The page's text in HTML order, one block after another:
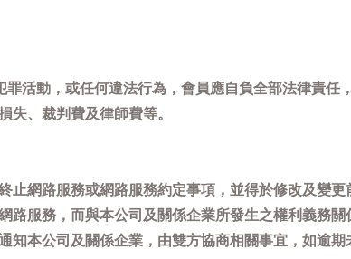
活動，或任何違法行為，會員應自負全部法律責
失、裁判費及律師費等。
止網路服務或網路服務約定事項，並得於修改及變
路服務，而與本公司及關係企業所發生之權利義務
本公司及關係企業，由雙方協商相關事宜，如逾期